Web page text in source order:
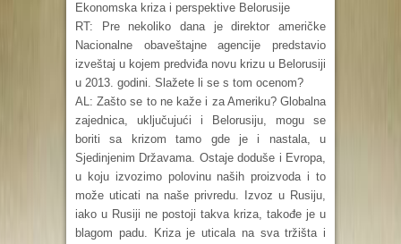
Ekonomska kriza i perspektive Belorusije
RT: Pre nekoliko dana je direktor američke
Nacionalne obaveštajne agencije predstavio
izveštaj u kojem predviđa novu krizu u Belorusiji
u 2013. godini. Slažete li se s tom ocenom?
AL: Zašto se to ne kaže i za Ameriku? Globalna
zajednica, uključujući i Belorusiju, mogu se
boriti sa krizom tamo gde je i nastala, u
Sjedinjenim Državama. Ostaje doduše i Evropa,
u koju izvozimo polovinu naših proizvoda i to
može uticati na naše privredu. Izvoz u Rusiju,
iako u Rusiji ne postoji takva kriza, takođe je u
blagom padu. Kriza je uticala na sva tržišta i